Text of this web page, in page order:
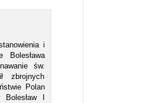
i
Bolesława
św.
zbrojnych
Polan
I